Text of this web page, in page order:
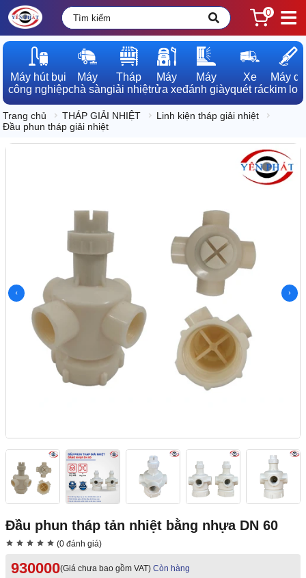
0
Máy hút bụi
công nghiệp
Máy
chà sàn
Tháp
giải nhiệt
Máy
rửa xe
Máy
đánh giày
Xe
quét rác
Máy dò
kim loại
Trang chủ THÁP GIẢI NHIỆT
Linh kiện tháp giải nhiệt
Đầu phun tháp giải nhiệt
Đầu phun tháp tản nhiệt bằng nhựa DN 60
(0 đánh giá)
930000(Giá chưa bao gồm VAT) Còn hàng